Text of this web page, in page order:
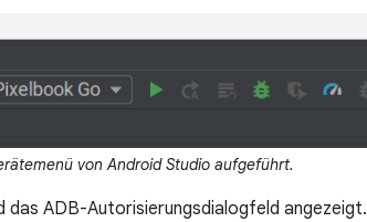
von Android Studio aufgeführt.
das ADB-Autorisierungsdialogfeld angezeigt.